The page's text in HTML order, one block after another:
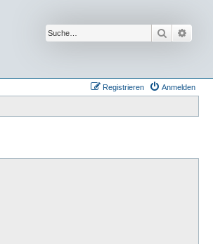
Suche
Anmelden
Registrieren